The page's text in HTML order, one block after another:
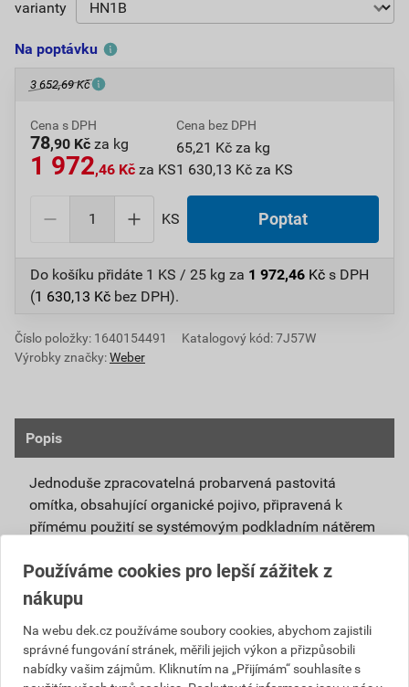
varianty
Na poptávku
3 652,69 Kč
Cena s DPH
78,90 Kč za kg
1 972,46 Kč za KS
Cena bez DPH
65,21 Kč za kg
1 630,13 Kč za KS
KS Poptat
Do košíku přidáte 1 KS / 25 kg za 1 972,46 Kč s DPH
(1 630,13 Kč bez DPH).
Číslo položky: 1640154491
Katalogový kód: 7J57W
Výrobky značky:Weber
Popis
Jednoduše zpracovatelná probarvená pastovitá
omítka, obsahující organické pojivo, připravená k
přímému použití se systémovým podkladním nátěrem
Vlivem ochlazování vnějšího souvrství
zateplovacích systémů v nočních hodinách,
dochází ke kondenzaci vody na povrchu, která
vytváří živnou půdu pro růst nevzhledných řas.
Povrch omítky weberpas aquaBalance dokáže
Používáme cookies pro lepší zážitek z
nákupu
Na webu dek.cz používáme soubory cookies, abychom zajistili
správné fungování stránek, měřili jejich výkon a přizpůsobili
nabídky vašim zájmům. Kliknutím na „Přijímám“ souhlasíte s